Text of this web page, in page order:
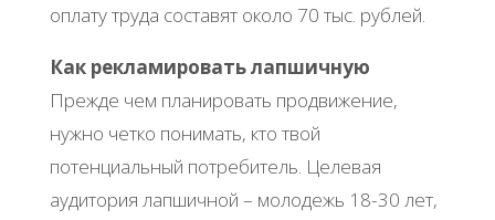
оплату труда составят около 70 тыс. рублей.
Как рекламировать лапшичную
Прежде чем планировать продвижение,
нужно четко понимать, кто твой
потенциальный потребитель. Целевая
аудитория лапшичной – молодежь 18-30 лет,